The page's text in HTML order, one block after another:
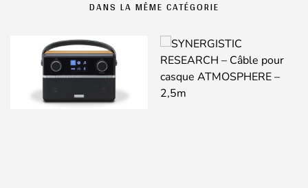
DANS LA MÊME CATÉGORIE